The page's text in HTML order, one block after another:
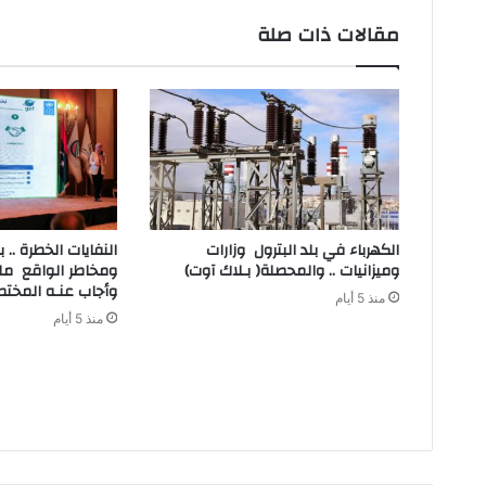
مقالات ذات صلة
الكهرباء‭ ‬في‭ ‬بلد‭ ‬البترول‭ ‬ وزارات‭
‬وميزانيات‭ .. ‬والمحصلة‭ )‬بـلاك‭ ‬آوت)
منذ 5 أيام ‬وأجاب‭ ‬عنـه‭ ‬المختصون
منذ 5 أيام